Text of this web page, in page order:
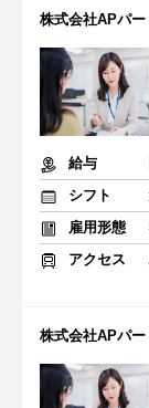
株式会社APパ
給与
シフト
雇用形態
アクセス
株式会社APパ